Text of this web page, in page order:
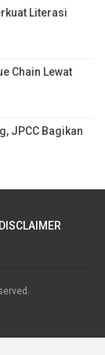
Literasi
Chain Lewat
JPCC Bagikan
DISCLAIMER